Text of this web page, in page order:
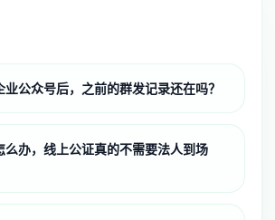
公众号后，之前的群发记录还在吗？
么办，线上公证真的不需要法人到场